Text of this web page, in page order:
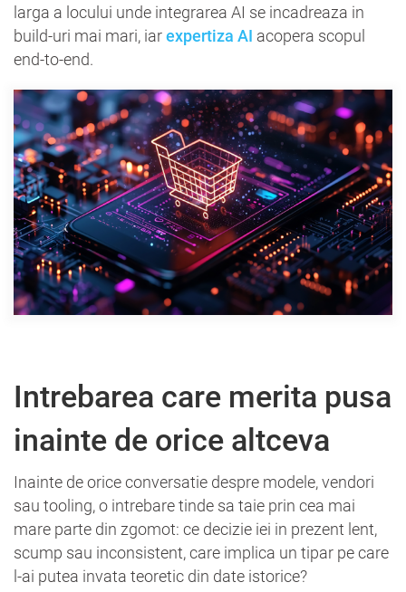
larga a locului unde integrarea AI se incadreaza in
build-uri mai mari, iarexpertiza AI acopera scopul
end-to-end.
Intrebarea care merita pusa
inainte de orice altceva
Inainte de orice conversatie despre modele, vendori
sau tooling, o intrebare tinde sa taie prin cea mai
mare parte din zgomot: ce decizie iei in prezent lent,
scump sau inconsistent, care implica un tipar pe care
l-ai putea invata teoretic din date istorice?